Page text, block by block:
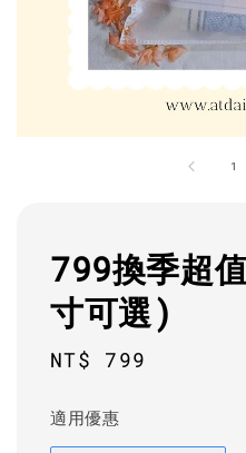
1
799換季超
寸可選)
Regular
NT$ 799
適用優惠